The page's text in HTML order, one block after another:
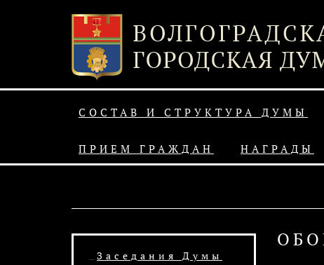
СОСТАВ И СТРУКТУРА ДУМЫ
ПРИЕМ ГРАЖДАН НАГРАДЫ
Заседания Думы